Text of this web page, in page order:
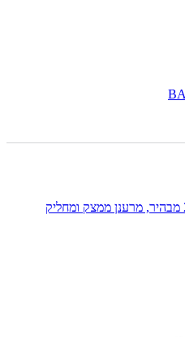
Skin Booster פרו-רטינול 2% מבהיר, מרענן ממצק ומחליק